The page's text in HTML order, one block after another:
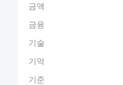
금액
금융
기술
기억
기준